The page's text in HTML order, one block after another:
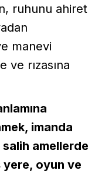
ruhunu ahiret
manevi
ve rızasına
imanda
amellerde
yere, oyun ve